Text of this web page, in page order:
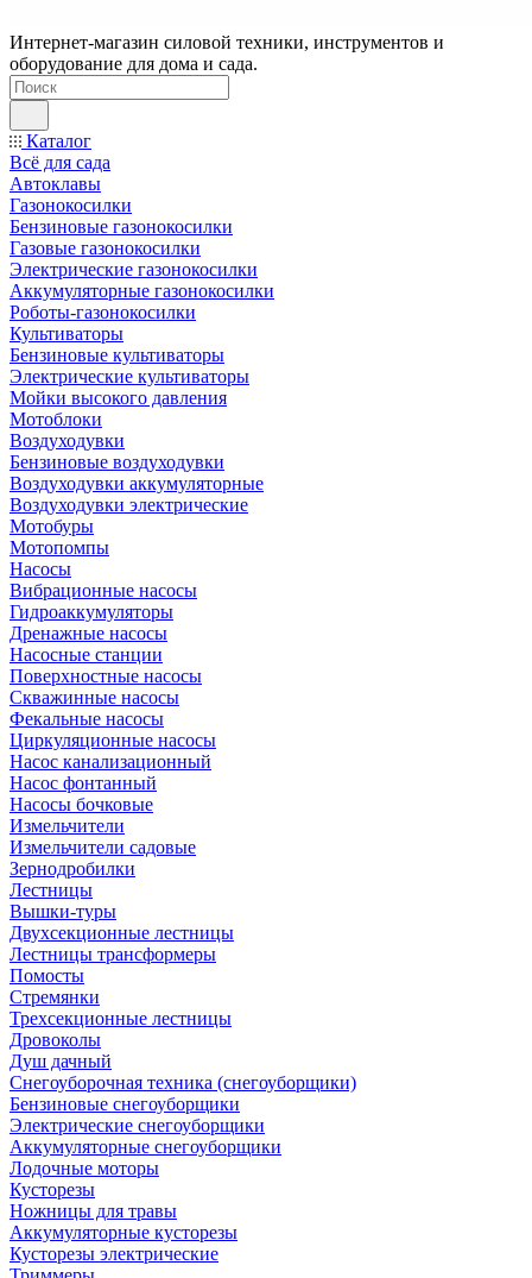
Интернет-магазин силовой техники, инструментов и
оборудование для дома и сада.
Каталог
Всё для сада
Автоклавы
Газонокосилки
Бензиновые газонокосилки
Газовые газонокосилки
Электрические газонокосилки
Аккумуляторные газонокосилки
Роботы-газонокосилки
Культиваторы
Бензиновые культиваторы
Электрические культиваторы
Мойки высокого давления
Мотоблоки
Воздуходувки
Бензиновые воздуходувки
Воздуходувки аккумуляторные
Воздуходувки электрические
Мотобуры
Мотопомпы
Насосы
Вибрационные насосы
Гидроаккумуляторы
Дренажные насосы
Насосные станции
Поверхностные насосы
Скважинные насосы
Фекальные насосы
Циркуляционные насосы
Насос канализационный
Насос фонтанный
Насосы бочковые
Измельчители
Измельчители садовые
Зернодробилки
Лестницы
Вышки-туры
Двухсекционные лестницы
Лестницы трансформеры
Помосты
Стремянки
Трехсекционные лестницы
Дровоколы
Душ дачный
Снегоуборочная техника (снегоуборщики)
Бензиновые снегоуборщики
Электрические снегоуборщики
Аккумуляторные снегоуборщики
Лодочные моторы
Кусторезы
Ножницы для травы
Аккумуляторные кусторезы
Кусторезы электрические